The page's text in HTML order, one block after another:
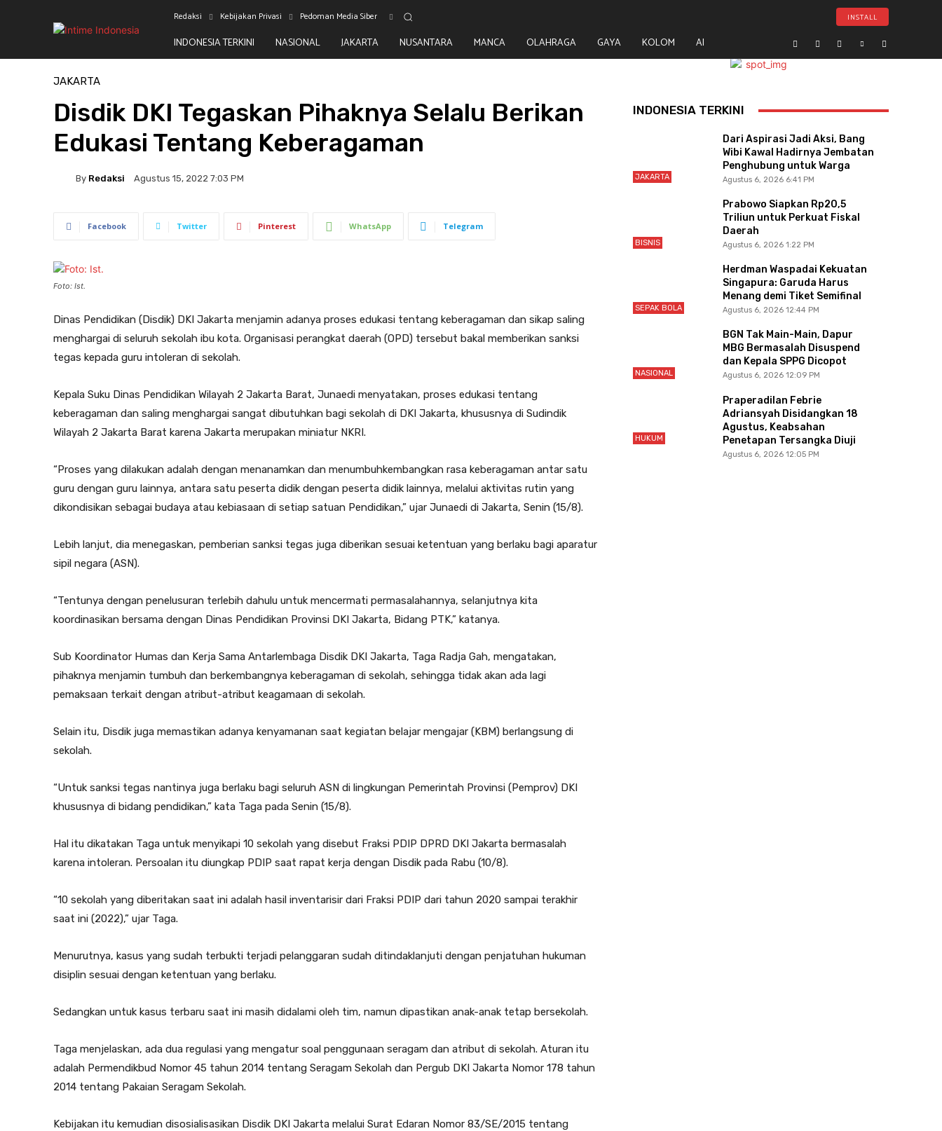
Redaksi Kebijakan Privasi Pedoman Media Siber INSTALL
INDONESIA TERKINI NASIONAL JAKARTA NUSANTARA MANCA OLAHRAGA GAYA KOLOM AI
JAKARTA
Disdik DKI Tegaskan Pihaknya Selalu Berikan
Edukasi Tentang Keberagaman
By Redaksi Agustus 15, 2022 7:03 PM
Facebook Twitter Pinterest WhatsApp Telegram
Foto: Ist.
Dinas Pendidikan (Disdik) DKI Jakarta menjamin adanya proses edukasi tentang keberagaman dan sikap saling
menghargai di seluruh sekolah ibu kota. Organisasi perangkat daerah (OPD) tersebut bakal memberikan sanksi
tegas kepada guru intoleran di sekolah.
Kepala Suku Dinas Pendidikan Wilayah 2 Jakarta Barat, Junaedi menyatakan, proses edukasi tentang
keberagaman dan saling menghargai sangat dibutuhkan bagi sekolah di DKI Jakarta, khususnya di Sudindik
Wilayah 2 Jakarta Barat karena Jakarta merupakan miniatur NKRI.
“Proses yang dilakukan adalah dengan menanamkan dan menumbuhkembangkan rasa keberagaman antar satu
guru dengan guru lainnya, antara satu peserta didik dengan peserta didik lainnya, melalui aktivitas rutin yang
dikondisikan sebagai budaya atau kebiasaan di setiap satuan Pendidikan,” ujar Junaedi di Jakarta, Senin (15/8).
Lebih lanjut, dia menegaskan, pemberian sanksi tegas juga diberikan sesuai ketentuan yang berlaku bagi aparatur
sipil negara (ASN).
“Tentunya dengan penelusuran terlebih dahulu untuk mencermati permasalahannya, selanjutnya kita
koordinasikan bersama dengan Dinas Pendidikan Provinsi DKI Jakarta, Bidang PTK,” katanya.
Sub Koordinator Humas dan Kerja Sama Antarlembaga Disdik DKI Jakarta, Taga Radja Gah, mengatakan,
pihaknya menjamin tumbuh dan berkembangnya keberagaman di sekolah, sehingga tidak akan ada lagi
pemaksaan terkait dengan atribut-atribut keagamaan di sekolah.
Selain itu, Disdik juga memastikan adanya kenyamanan saat kegiatan belajar mengajar (KBM) berlangsung di
sekolah.
“Untuk sanksi tegas nantinya juga berlaku bagi seluruh ASN di lingkungan Pemerintah Provinsi (Pemprov) DKI
khususnya di bidang pendidikan,” kata Taga pada Senin (15/8).
Hal itu dikatakan Taga untuk menyikapi 10 sekolah yang disebut Fraksi PDIP DPRD DKI Jakarta bermasalah
karena intoleran. Persoalan itu diungkap PDIP saat rapat kerja dengan Disdik pada Rabu (10/8).
“10 sekolah yang diberitakan saat ini adalah hasil inventarisir dari Fraksi PDIP dari tahun 2020 sampai terakhir
saat ini (2022),” ujar Taga.
Menurutnya, kasus yang sudah terbukti terjadi pelanggaran sudah ditindaklanjuti dengan penjatuhan hukuman
disiplin sesuai dengan ketentuan yang berlaku.
Sedangkan untuk kasus terbaru saat ini masih didalami oleh tim, namun dipastikan anak-anak tetap bersekolah.
Taga menjelaskan, ada dua regulasi yang mengatur soal penggunaan seragam dan atribut di sekolah. Aturan itu
adalah Permendikbud Nomor 45 tahun 2014 tentang Seragam Sekolah dan Pergub DKI Jakarta Nomor 178 tahun
2014 tentang Pakaian Seragam Sekolah.
Kebijakan itu kemudian disosialisasikan Disdik DKI Jakarta melalui Surat Edaran Nomor 83/SE/2015 tentang
INDONESIA TERKINI
JAKARTA
Dari Aspirasi Jadi Aksi, Bang
Wibi Kawal Hadirnya Jembatan
Penghubung untuk Warga
Agustus 6, 2026 6:41 PM
BISNIS
Prabowo Siapkan Rp20,5
Triliun untuk Perkuat Fiskal
Daerah
Agustus 6, 2026 1:22 PM
SEPAK BOLA
Herdman Waspadai Kekuatan
Singapura: Garuda Harus
Menang demi Tiket Semifinal
Agustus 6, 2026 12:44 PM
NASIONAL
BGN Tak Main-Main, Dapur
MBG Bermasalah Disuspend
dan Kepala SPPG Dicopot
Agustus 6, 2026 12:09 PM
HUKUM
Praperadilan Febrie
Adriansyah Disidangkan 18
Agustus, Keabsahan
Penetapan Tersangka Diuji
Agustus 6, 2026 12:05 PM